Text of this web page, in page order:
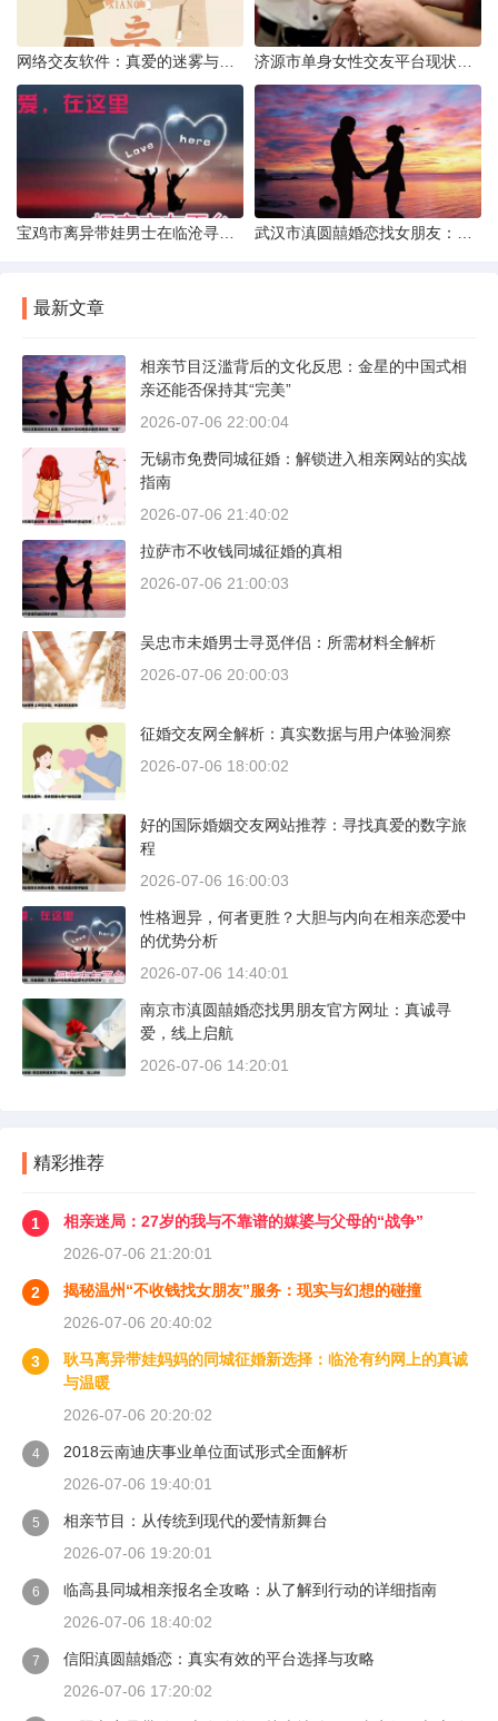
最新文章
相亲节目泛滥背后的文化反思：金星的中国式相
亲还能否保持其“完美”
2026-07-06 22:00:04
无锡市免费同城征婚：解锁进入相亲网站的实战
指南
2026-07-06 21:40:02
拉萨市不收钱同城征婚的真相
2026-07-06 21:00:03
吴忠市未婚男士寻觅伴侣：所需材料全解析
2026-07-06 20:00:03
征婚交友网全解析：真实数据与用户体验洞察
2026-07-06 18:00:02
好的国际婚姻交友网站推荐：寻找真爱的数字旅
程
2026-07-06 16:00:03
性格迥异，何者更胜？大胆与内向在相亲恋爱中
的优势分析
2026-07-06 14:40:01
南京市滇圆囍婚恋找男朋友官方网址：真诚寻
爱，线上启航
2026-07-06 14:20:01
精彩推荐
1
相亲迷局：27岁的我与不靠谱的媒婆与父母的“战争”
2026-07-06 21:20:01
2
揭秘温州“不收钱找女朋友”服务：现实与幻想的碰撞
2026-07-06 20:40:02
3
耿马离异带娃妈妈的同城征婚新选择：临沧有约网上的真诚
与温暖
2026-07-06 20:20:02
4
2018云南迪庆事业单位面试形式全面解析
2026-07-06 19:40:01
5
相亲节目：从传统到现代的爱情新舞台
2026-07-06 19:20:01
6
临高县同城相亲报名全攻略：从了解到行动的详细指南
2026-07-06 18:40:02
7
信阳滇圆囍婚恋：真实有效的平台选择与攻略
2026-07-06 17:20:02